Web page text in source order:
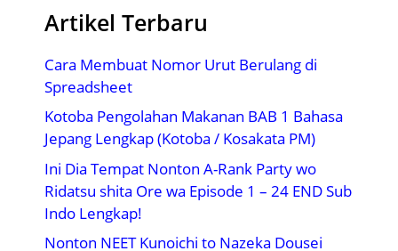
Artikel Terbaru
Cara Membuat Nomor Urut Berulang di
Spreadsheet
Kotoba Pengolahan Makanan BAB 1 Bahasa
Jepang Lengkap (Kotoba / Kosakata PM)
Ini Dia Tempat Nonton A-Rank Party wo
Ridatsu shita Ore wa Episode 1 – 24 END Sub
Indo Lengkap!
Nonton NEET Kunoichi to Nazeka Dousei